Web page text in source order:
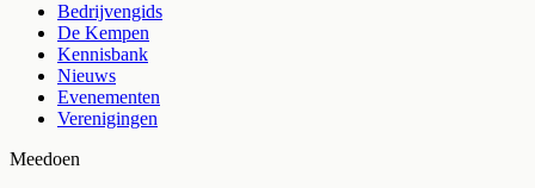
Bedrijvengids
De Kempen
Kennisbank
Nieuws
Evenementen
Verenigingen
Meedoen